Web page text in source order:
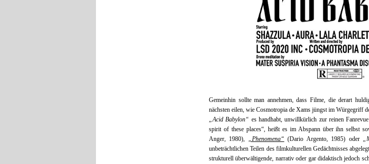
Gemeinhin sollte man annehmen, dass Filme, die derart
nächsten eilen, wie Cosmotropia de Xams jüngst im Würgegriff
„Acid Babylon“ es handhabt, unwillkürlich zur reinen
spirit of these places“, heißt es im Abspann über ihn selbst
Anger, 1980), „Phenomena“ (Dario Argento, 1985) oder
unbeträchtlichen Teilen des filmkulturellen Gedächtnisses
strukturell überwältigende, narrativ oder gar didaktisch jedoch